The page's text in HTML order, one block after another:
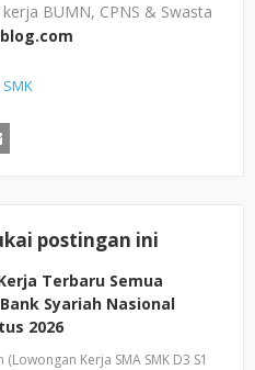
BUMN, CPNS & Swasta
SMK
postingan ini
Terbaru Semua
Syariah Nasional
2026
Kerja SMA SMK D3 S1